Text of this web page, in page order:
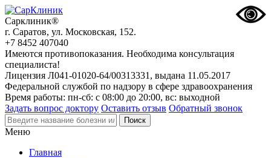
Сарклиник®
г. Саратов, ул. Московская, 152.
+7 8452 407040
Имеются противопоказания. Необходима консультация
специалиста!
Лицензия Л041-01020-64/00313331, выдана 11.05.2017
Федеральной службой по надзору в сфере здравоохранения
Время работы: пн-сб: с 08:00 до 20:00, вс: выходной
Задать вопрос доктору Оставить отзыв Обратный звонок
Меню
Главная